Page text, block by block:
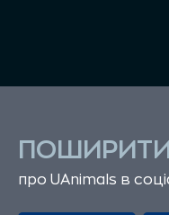
ПОШИРИТИ
про UAnimals в